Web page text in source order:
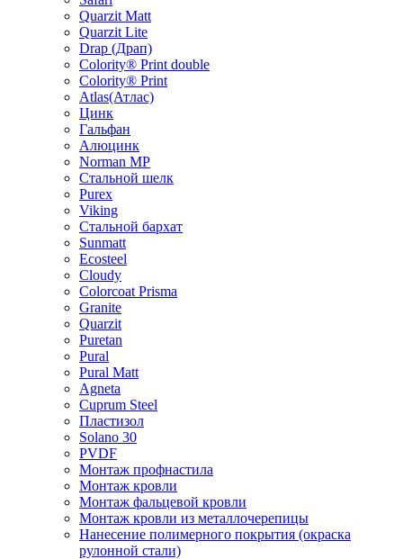
Quarzit Matt
Quarzit Lite
Drap (Драп)
Colority® Print double
Colority® Print
Atlas(Атлас)
Цинк
Гальфан
Алюцинк
Norman MP
Стальной шелк
Purex
Viking
Стальной бархат
Sunmatt
Ecosteel
Cloudy
Colorcoat Prisma
Granite
Quarzit
Puretan
Pural
Pural Matt
Agneta
Cuprum Steel
Пластизол
Solano 30
PVDF
Монтаж профнастила
Монтаж кровли
Монтаж фальцевой кровли
Монтаж кровли из металлочерепицы
Нанесение полимерного покрытия (окраска
рулонной стали)